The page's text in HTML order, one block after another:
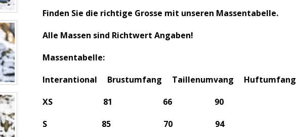
Finden Sie die richtige Grosse mit unseren Massentabelle.
Alle Massen sind Richtwert Angaben!
Massentabelle:
Interantional Brustumfang Taillenumvang Huftumfang
XS 81 66 90
S 85 70 94